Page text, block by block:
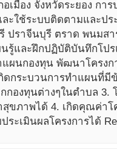
เมือง จังหวัดระยอง ก
ละใช้ระบบติดตามและป
ปราจีนบุรี ตราด พนมสา
นรู้และฝึกปฏิบัติบันทึกโ
ผนกองทุน พัฒนาโครงก
ดกระบวนการทำแผนที่
กองทุนต่างๆในตำบล
ขภาพได้ 4. เกิดคุณค่าโ
ระเมินผลโครงการได้